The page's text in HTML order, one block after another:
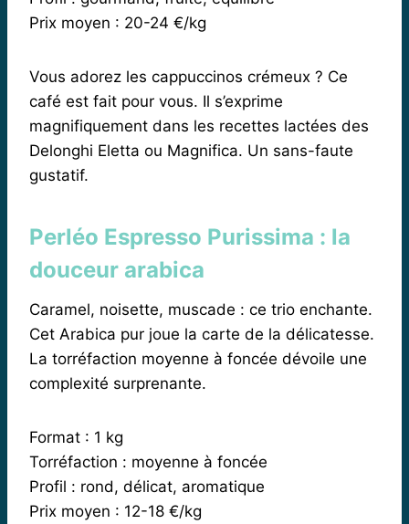
Prix moyen : 20-24 €/kg
Vous adorez les cappuccinos crémeux ? Ce
café est fait pour vous. Il s’exprime
magnifiquement dans les recettes lactées des
Delonghi Eletta ou Magnifica. Un sans-faute
gustatif.
Perléo Espresso Purissima : la
douceur arabica
Caramel, noisette, muscade : ce trio enchante.
Cet Arabica pur joue la carte de la délicatesse.
La torréfaction moyenne à foncée dévoile une
complexité surprenante.
Format : 1 kg
Torréfaction : moyenne à foncée
Profil : rond, délicat, aromatique
Prix moyen : 12-18 €/kg